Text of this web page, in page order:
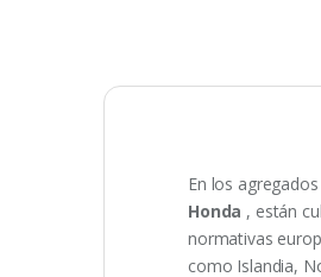
En los
Honda , están
normativas
como Islandia,